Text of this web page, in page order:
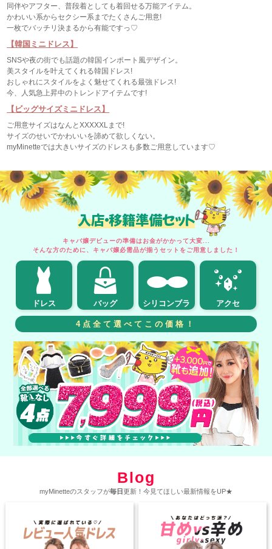
同伴やアフター、普段着としても着回せる万能アイテム。
かわいい系からセクシー系までたくさんご用意!
一枚でバッチリ決まるから有能ですっ♡
【韓国ミニドレス】
SNSや夜の街でも話題の韓国インポート風デザイン。
美スタイルを叶えてくれる韓国ドレス!
おしゃれにスタイルをよく魅せてくれる最強ドレス!
今、人気急上昇中のトレンドアイテムです!
【ビッグサイズミニドレス】
ご用意サイズはなんとXXXXXLまで!
サイズのせいでかわいいを諦めて欲しくない。
myMinetteでは大きいサイズのドレスも多数ご用意しています♡
入店・移籍準備セット
キャバ嬢デビューの準備はお金がかかって大変...
そんな方のために、キャバ嬢必需品が揃うセットをご用意しました！
ドレス バッグ シリコンブラ アクセ
4点全て選べてこの価格！
Blog
myMinetteのスタッフが毎日更新！今見てほしい最新情報をUP★